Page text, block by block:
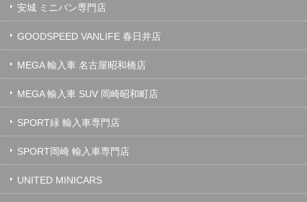
安城 ミニバン専門店
GOODSPEED VANLIFE 春日井店
MEGA 輸入車 名古屋昭和橋店
MEGA 輸入車 SUV 岡崎昭和町店
SPORT緑 輸入車専門店
SPORT岡崎 輸入車専門店
UNITED MINICARS